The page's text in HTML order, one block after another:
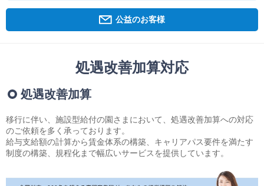
公益のお客様
京都オフィス
相続・贈与・事業承継をお考えの方
医業経営者の方
寺院などの宗教法人経営者の方
認定こども園経営者の方
処遇改善加算対応
処遇改善加算
移行に伴い、施設型給付の園さまにおいて、処遇改善加算への対応
のご依頼を多く承っております。
給与支給額の計算から賃金体系の構築、キャリアパス要件を満たす
制度の構築、規程化まで幅広いサービスを提供しています。